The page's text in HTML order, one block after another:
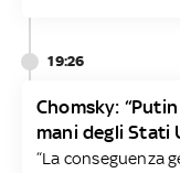
19:26
Chomsky:
mani degli Stati
“La conseguenza